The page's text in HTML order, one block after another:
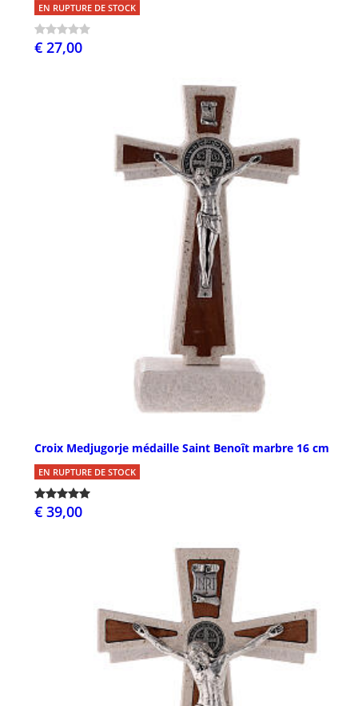
EN RUPTURE DE STOCK
€ 27,00
Croix Medjugorje médaille Saint Benoît marbre 16 cm
EN RUPTURE DE STOCK
€ 39,00